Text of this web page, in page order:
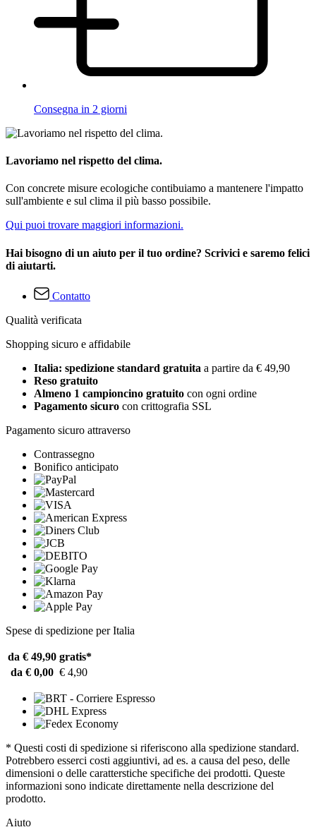
Consegna in 2 giorni
Lavoriamo nel rispetto del clima.
Con concrete misure ecologiche contibuiamo a mantenere l'impatto
sull'ambiente e sul clima il più basso possibile.
Qui puoi trovare maggiori informazioni.
Hai bisogno di un aiuto per il tuo ordine? Scrivici e saremo felici
di aiutarti.
Contatto
Qualità verificata
Shopping sicuro e affidabile
Italia: spedizione standard gratuita a partire da € 49,90
Reso gratuito
Almeno 1 campioncino gratuito con ogni ordine
Pagamento sicuro con crittografia SSL
Pagamento sicuro attraverso
Contrassegno
Bonifico anticipato
Spese di spedizione per Italia
da € 49,90 gratis*
da € 0,00 € 4,90
* Questi costi di spedizione si riferiscono alla spedizione standard.
Potrebbero esserci costi aggiuntivi, ad es. a causa del peso, delle
dimensioni o delle caratterstiche specifiche dei prodotti. Queste
informazioni sono indicate direttamente nella descrizione del
prodotto.
Aiuto